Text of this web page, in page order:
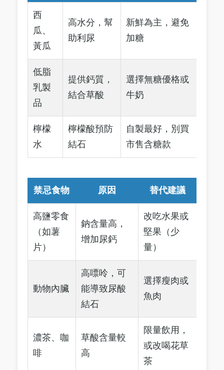
西
瓜、
黃瓜
高水分，幫
助利尿
新鮮為主，避免
加糖
低脂
乳製
品
提供鈣質，
結合草酸
選擇無糖優格或
牛奶
檸檬
水
檸檬酸預防
結石
自製最好，別買
市售含糖款
禁忌食物 原因 替代建議
高鹽零食
（如薯
片）
鈉含量高，
增加尿鈣
改吃水果或
堅果（少
量）
動物內臟
高嘌呤，可
能導致尿酸
結石
選擇瘦肉或
魚肉
濃茶、咖
啡
草酸含量較
高
限量飲用，
或改喝花草
茶